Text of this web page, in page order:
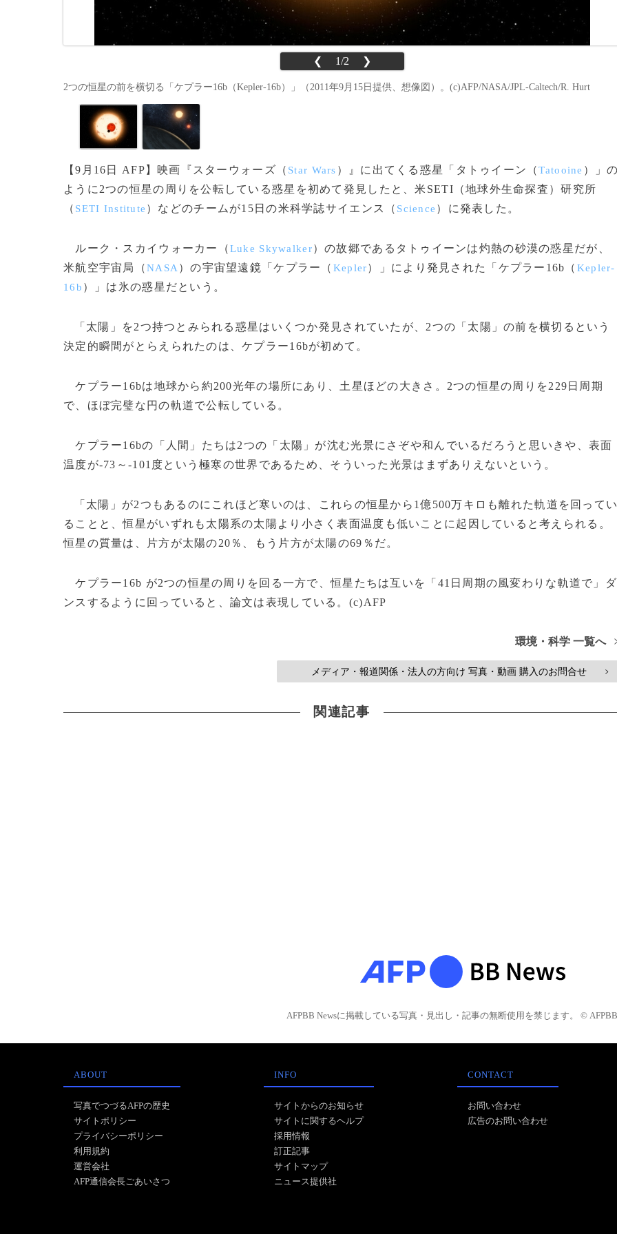
❮ 1/2 ❯
2つの恒星の前を横切る「ケプラー16b（Kepler-16b）」（2011年9月15日提供、想像図）。(c)AFP/NASA/JPL-Caltech/R. Hurt
【9月16日 AFP】映画『スターウォーズ（ Star Wars ）』に出てくる惑星「タトゥイーン（Tatooine ）」
ように2つの恒星の周りを公転している惑星を初めて発見したと、米SETI（地球外生命探査）研究所
（ SETI Institute ）などのチームが15日の米科学誌サイエンス（ Science ）に発表した。
ルーク・スカイウォーカー（Luke Skywalker）の故郷であるタトゥイーンは灼熱の砂漠の惑星だが、
米航空宇宙局（NASA ）の宇宙望遠鏡「ケプラー（ Kepler）」により発見された「ケプラー16b（ Kepler-
16b ）」は氷の惑星だという。
「太陽」を2つ持つとみられる惑星はいくつか発見されていたが、2つの「太陽」の前を横切るという
決定的瞬間がとらえられたのは、ケプラー16bが初めて。
ケプラー16bは地球から約200光年の場所にあり、土星ほどの大きさ。2つの恒星の周りを229日周期
で、ほぼ完璧な円の軌道で公転している。
ケプラー16bの「人間」たちは2つの「太陽」が沈む光景にさぞや和んでいるだろうと思いきや、表面
温度が-73～-101度という極寒の世界であるため、そういった光景はまずありえないという。
「太陽」が2つもあるのにこれほど寒いのは、これらの恒星から1億500万キロも離れた軌道を回って
ることと、恒星がいずれも太陽系の太陽より小さく表面温度も低いことに起因していると考えられる。
恒星の質量は、片方が太陽の20％、もう片方が太陽の69％だ。
ケプラー16b が2つの恒星の周りを回る一方で、恒星たちは互いを「41日周期の風変わりな軌道で」ダ
ンスするように回っていると、論文は表現している。(c)AFP
環境・科学 一覧へ
メディア・報道関係・法人の方向け 写真・動画 購入のお問合せ >
関連記事
AFPBB Newsに掲載している写真・見出し・記事の無断使用を禁じます。 © AFPBB
ABOUT
写真でつづるAFPの歴史
サイトポリシー
プライバシーポリシー
利用規約
運営会社
AFP通信会長ごあいさつ
INFO
サイトからのお知らせ
サイトに関するヘルプ
採用情報
訂正記事
サイトマップ
ニュース提供社
CONTACT
お問い合わせ
広告のお問い合わせ